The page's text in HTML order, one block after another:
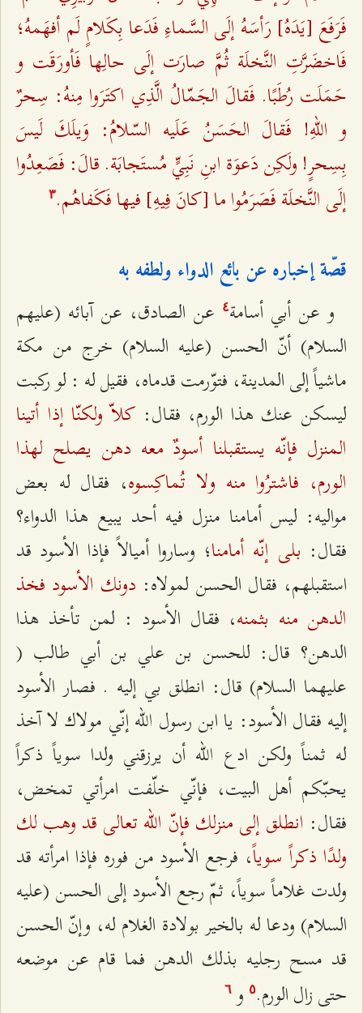
فَرَفَعَ [يَدَهُ] رَأسَهُ إلَی السَّماءِ فَدَعا بِكَلامٍ لَم أفهَمهُ؛
فَاخضَرَّتِ النَّخلَة ثُمَّ صارَت إلَی حالِها فَأورَقَت و
حَمَلَت رُطَبًا. فَقالَ الجَمّالُ الَّذِي اكتَرَوا مِنهُ: سِحرٌ
و اللهِ! فَقالَ الحَسَنُ عَلَيه السّلامُ: وَيلَكَ لَيسَ
بِسِحرٍ! ولَكِن دَعوَة ابنِ نَبِيٍّ مُستَجابَة. قالَ: فَصَعِدُوا
إلَی النَّخلَة فَصَرَمُوا ما [كانَ فِيهِ] فيها فَكَفاهُم.٣
قصّة إخباره عن بائع الدواء ولطفه به
و عن أبي أسامة٤
عن الصادق، عن آبائه (عليهم
السلام) أنّ الحسن (عليه السلام) خرج من مكة
ماشياً إلى المدينة، فتوّرمت قدماه، فقيل له : لو ركبت
ليسكن عنك هذا الورم، فقال:كلاّ ولكنّا إذا أتينا
المنزل فإنّه يستقبلنا أسودٌ معه دهن يصلح لهذا
الورم، فاشترُوا منه ولا تُماكِسوه، فقال له بعض
مواليه: ليس أمامنا منزل فيه أحد يبيع هذا الدواء؟
فقال: بلى إنّه أمامنا؛ وساروا أميالاً فإذا الأسود قد
استقبلهم، فقال الحسن لمولاه: دونك الأسود فخذ
الدهن منه بثمنه، فقال الأسود : لمن تأخذ هذا
الدهن؟ قال: للحسن بن علي بن أبي طالب (
عليهما السلام) قال: انطلق بي إليه . فصار الأسود
إليه فقال الأسود: يا ابن رسول الله إنّي مولاك لا آخذ
له ثمناً ولكن ادع الله أن يرزقني ولدا سوياً ذكراً
يحبّكم أهل البيت، فإنّي خلّفت امرأتي تمخض،
فقال: انطلق إلى منزلك فإنّ الله تعالى قد وهب لك
ولدًا ذكراً سوياً، فرجع الأسود من فوره فإذا امرأته قد
ولدت غلاماً سوياً، ثمّ رجع الأسود إلى الحسن (عليه
السلام) ودعا له بالخير بولادة الغلام له، وإنّ الحسن
قد مسح رجليه بذلك الدهن فما قام عن موضعه
حتى زال الورم.٥ و ٦